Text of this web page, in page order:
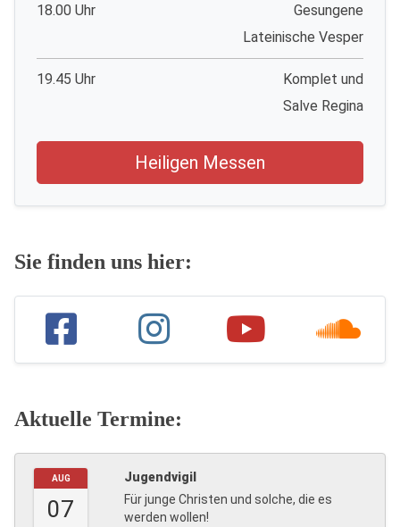
18.00 Uhr
Gesungene
Lateinische Vesper
19.45 Uhr
Komplet und
Salve Regina
Heiligen Messen
Sie finden uns hier:
Aktuelle Termine:
AUG
07
Jugendvigil
Für junge Christen und solche, die es
werden wollen!